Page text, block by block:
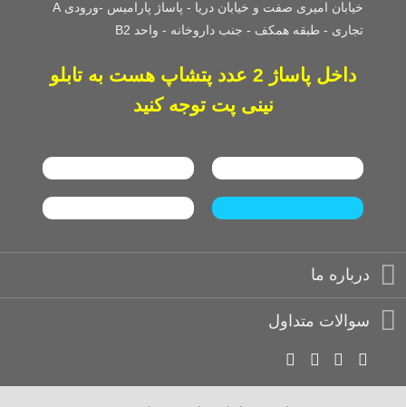
خیابان امیری صفت و خیابان دریا - پاساژ پارامیس -ورودی A
تجاری - طبقه همکف - جنب داروخانه - واحد B2
داخل پاساژ 2 عدد پتشاپ هست به تابلو
نینی پت توجه کنید
درباره ما
سوالات متداول